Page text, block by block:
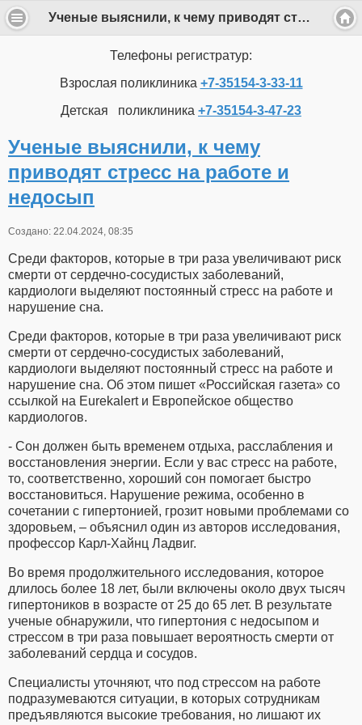
Ученые выяснили, к чему приводят стресс на работе и недосып
Телефоны регистратур:
Взрослая поликлиника +7-35154-3-33-11
Детская поликлиника +7-35154-3-47-23
Ученые выяснили, к чему
приводят стресс на работе и
недосып
Создано: 22.04.2024, 08:35
Среди факторов, которые в три раза увеличивают риск
смерти от сердечно-сосудистых заболеваний,
кардиологи выделяют постоянный стресс на работе и
нарушение сна.
Среди факторов, которые в три раза увеличивают риск
смерти от сердечно-сосудистых заболеваний,
кардиологи выделяют постоянный стресс на работе и
нарушение сна. Об этом пишет «Российская газета» со
ссылкой на Eurekalert и Европейское общество
кардиологов.
- Сон должен быть временем отдыха, расслабления и
восстановления энергии. Если у вас стресс на работе,
то, соответственно, хороший сон помогает быстро
восстановиться. Нарушение режима, особенно в
сочетании с гипертонией, грозит новыми проблемами со
здоровьем, – объяснил один из авторов исследования,
профессор Карл-Хайнц Ладвиг.
Во время продолжительного исследования, которое
длилось более 18 лет, были включены около двух тысяч
гипертоников в возрасте от 25 до 65 лет. В результате
ученые обнаружили, что гипертония с недосыпом и
стрессом в три раза повышает вероятность смерти от
заболеваний сердца и сосудов.
Специалисты уточняют, что под стрессом на работе
подразумеваются ситуации, в которых сотрудникам
предъявляются высокие требования, но лишают их